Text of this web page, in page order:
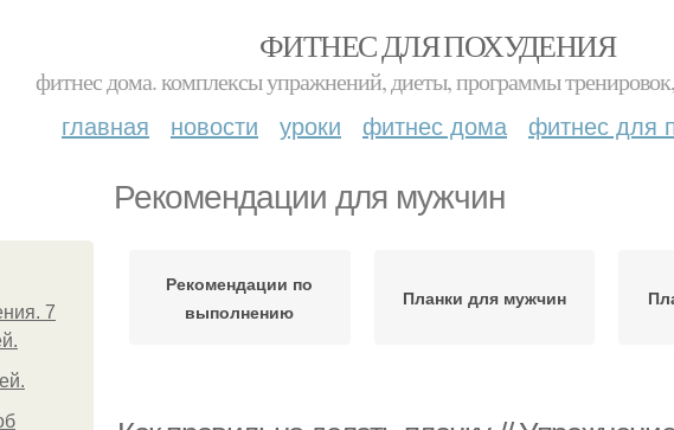
ФИТНЕС ДЛЯ ПОХУДЕНИЯ
фитнес дома. комплексы упражнений, диеты, программы
главная новости уроки фитнес дома фитнес для
Рекомендации для мужчин
7
Рекомендации по
выполнению
Планки для мужчин